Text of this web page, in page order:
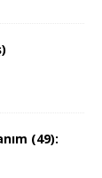
(49):